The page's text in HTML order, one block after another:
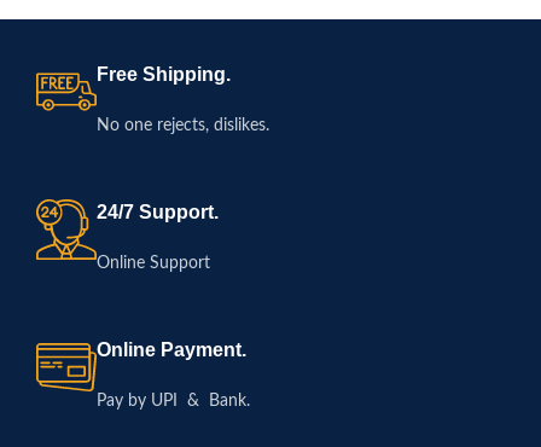
Free Shipping.
No one rejects, dislikes.
24/7 Support.
Online Support
Online Payment.
Pay by UPI & Bank.